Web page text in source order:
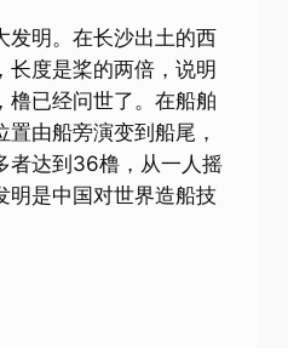
发明。在长沙出土的西
长度是桨的两倍，说明
橹已经问世了。在船舶
由船旁演变到船尾，
者达到36橹，从一人摇
明是中国对世界造船技